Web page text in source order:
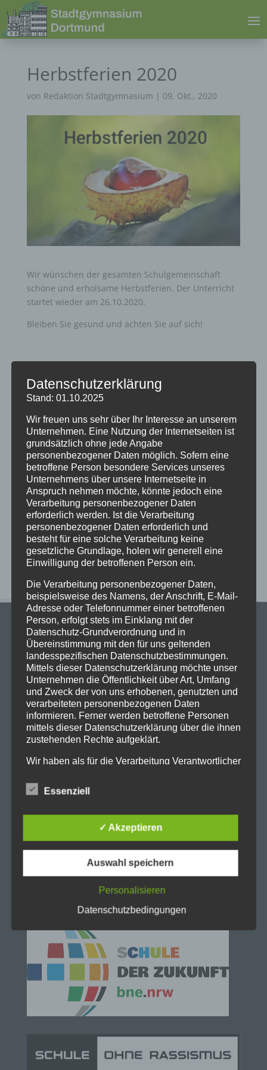
Herbstferien 2020
von Redaktion Stadtgymnasium | 09, Okt., 2020
Wir wünschen der gesamten Schulgemeinschaft
schöne und erholsame Herbstferien. Der Unterricht
startet wieder am 26.10.2020.
Bleiben Sie gesund und achten Sie auf sich!
Neueste Beiträge
Schöne Sommerferien
Sportfest 2026 im Goystadion
Gruß vom Förderverein
Innenhofparty des Kollegiums – Kunst trifft
Gemeinschaft
Exkursionstag der Einführungsphase (EF/11)
Neueste Kommentare
Stadtgymnasium Dortmund
Adresse: Heiliger Weg 25, 44135 Dortmund
Telefon: 0231-50 23 136
Fax: 0231-50 10 769
eMail: stadt-gymnasium@stadtdo.de
Datenschutzerklärung
Stand: 01.10.2025
Wir freuen uns sehr über Ihr Interesse an unserem
Unternehmen. Eine Nutzung der Internetseiten ist
grundsätzlich ohne jede Angabe
personenbezogener Daten möglich. Sofern eine
betroffene Person besondere Services unseres
Unternehmens über unsere Internetseite in
Anspruch nehmen möchte, könnte jedoch eine
Verarbeitung personenbezogener Daten
erforderlich werden. Ist die Verarbeitung
personenbezogener Daten erforderlich und
besteht für eine solche Verarbeitung keine
gesetzliche Grundlage, holen wir generell eine
Einwilligung der betroffenen Person ein.
Die Verarbeitung personenbezogener Daten,
beispielsweise des Namens, der Anschrift, E-Mail-
Adresse oder Telefonnummer einer betroffenen
Person, erfolgt stets im Einklang mit der
Datenschutz-Grundverordnung und in
Übereinstimmung mit den für uns geltenden
landesspezifischen Datenschutzbestimmungen.
Mittels dieser Datenschutzerklärung möchte unser
Unternehmen die Öffentlichkeit über Art, Umfang
und Zweck der von uns erhobenen, genutzten und
verarbeiteten personenbezogenen Daten
informieren. Ferner werden betroffene Personen
mittels dieser Datenschutzerklärung über die ihnen
zustehenden Rechte aufgeklärt.
Wir haben als für die Verarbeitung Verantwortlicher
Maßnahmen umgesetzt, um einen möglichst
lückenlosen Schutz der über diese Internetseite
sicherzustellen. Dennoch können Internetbasierte
Datenübertragungen grundsätzlich
Sicherheitslücken aufweisen, sodass ein absoluter
Schutz nicht gewährleistet werden kann. Aus
diesem Grund steht es jeder betroffenen Person
alternativen Wegen, beispielsweise telefonisch, an
uns zu übermitteln.
Begriffsbestimmungen
Die Datenschutzerklärung beruht auf den
Begrifflichkeiten, die durch den Europäischen
Richtlinien- und Verordnungsgeber beim Erlass
der Datenschutz-Grundverordnung (DS-GVO)
verwendet wurden. Unsere Datenschutzerklärung
soll sowohl für die Öffentlichkeit als auch für
lesbar und verständlich sein. Um dies zu
gewährleisten, möchten wir vorab die verwendeten
Begrifflichkeiten erläutern.
Essenziell
✓ Akzeptieren
Auswahl speichern
Personalisieren
Datenschutzbedingungen